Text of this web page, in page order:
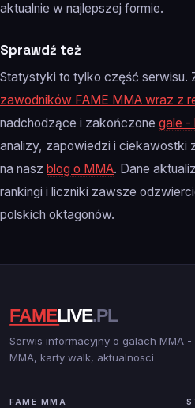
aktualnie w najlepszej formie.
Sprawdź też
Statystyki to tylko część serwisu.
zawodników FAME MMA wraz z
nadchodzące i zakończone gale -
analizy, zapowiedzi i ciekawostki
na nasz blog o MMA. Dane
rankingi i liczniki zawsze
polskich oktagonów.
Serwis informacyjny o galach MMA -
MMA, karty walk, aktualnosci
FAME MMA